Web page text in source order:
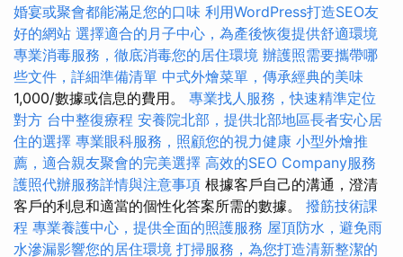
婚宴或聚會都能滿足您的口味 利用WordPress打造SEO友
好的網站 選擇適合的月子中心，為產後恢復提供舒適環境
專業消毒服務，徹底消毒您的居住環境 辦護照需要攜帶哪
些文件，詳細準備清單 中式外燴菜單，傳承經典的美味
1,000/數據或信息的費用。 專業找人服務，快速精準定位
對方 台中整復療程 安養院北部，提供北部地區長者安心居
住的選擇 專業眼科服務，照顧您的視力健康 小型外燴推
薦，適合親友聚會的完美選擇 高效的SEO Company服務
護照代辦服務詳情與注意事項 根據客戶自己的溝通，澄清
客戶的利息和適當的個性化答案所需的數據。 撥筋技術課
程 專業養護中心，提供全面的照護服務 屋頂防水，避免雨
水滲漏影響您的居住環境 打掃服務，為您打造清新整潔的